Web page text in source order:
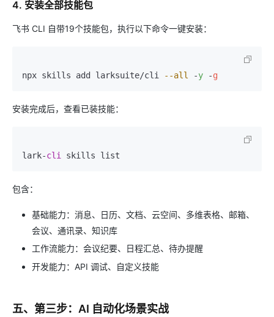
4. 安装全部技能包
飞书 CLI 自带19个技能包，执行以下命令一键安装：
npx skills add larksuite/cli --all -y -g
安装完成后，查看已装技能：
lark-cli
包含：
基础能力：消息、日历、文档、云空间、多维表格、邮箱、
会议、通讯录、知识库
工作流能力：会议纪要、日程汇总、待办提醒
开发能力：API 调试、自定义技能
五、第三步：AI 自动化场景实战